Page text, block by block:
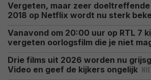
Vergeten, maar zeer
2018 op Netflix wordt nu sterk
Vanavond om 20:00 uur op RTL 7
vergeten oorlogsfilm die je niet
Drie films uit 2026 worden nu
Video en geef de kijkers ongelijk